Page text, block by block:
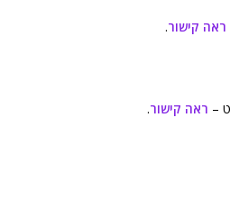
ראה קישור.
ראה קישור.